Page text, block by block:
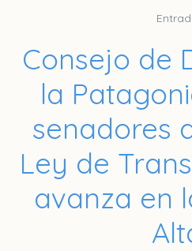
Consejo de
la
senadores
Ley de
avanza en